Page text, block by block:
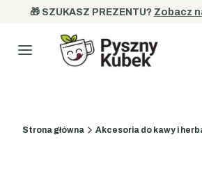
🎁 SZUKASZ PREZENTU? Zobacz
Kategorie
Strona główna Akcesoria do kawy i